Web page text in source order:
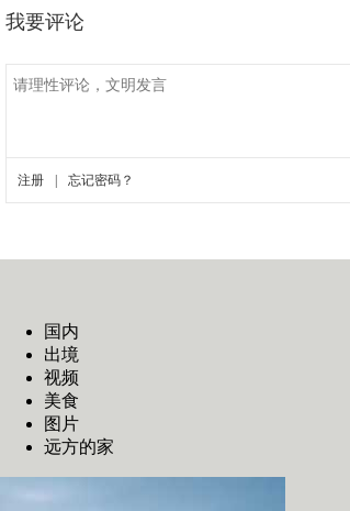
国内
出境
视频
美食
图片
远方的家